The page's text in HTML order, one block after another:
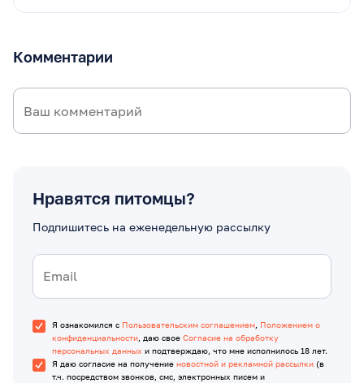
Комментарии
Нравятся питомцы?
Подпишитесь на еженедельную рассылку
Я ознакомился с Пользовательским соглашением, Положением о
конфиденциальности, даю свое Согласие на обработку
персональных данных и подтверждаю, что мне исполнилось 18 лет.
Я даю согласие на получение новостной и рекламной рассылки (в
т.ч. посредством звонков, смс, электронных писем и